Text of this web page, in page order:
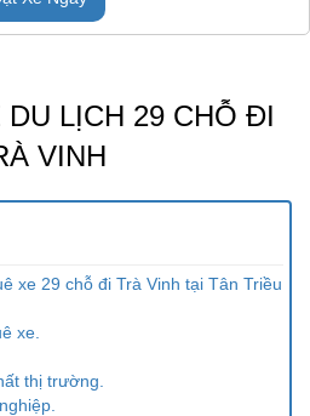
DU LỊCH 29 CHỖ ĐI
VINH
xe 29 chỗ đi Trà Vinh tại Tân Triều
xe.
thị trường.